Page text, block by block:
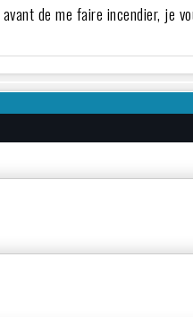
de me faire incendier, je